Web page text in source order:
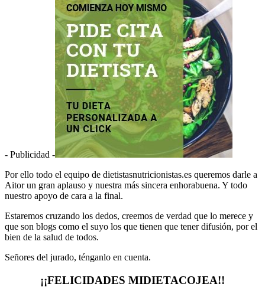
- Publicidad -
Por ello todo el equipo de dietistasnutricionistas.es queremos darle a
Aitor un gran aplauso y nuestra más sincera enhorabuena. Y todo
nuestro apoyo de cara a la final.
Estaremos cruzando los dedos, creemos de verdad que lo merece y
que son blogs como el suyo los que tienen que tener difusión, por el
bien de la salud de todos.
Señores del jurado, ténganlo en cuenta.
¡¡FELICIDADES MIDIETACOJEA!!